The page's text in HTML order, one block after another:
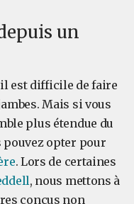
un
est difficile de faire
Mais si vous
plus étendue du
pouvez opter pour
. Lors de certaines
, nous mettons à
conçus non